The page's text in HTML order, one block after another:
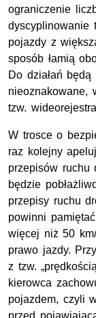
ograniczenie
dyscyplinowanie
pojazdy z
sposób łamią
Do działań
nieoznakowane,
tzw.
W trosce o
raz kolejny
przepisów ruchu
będzie
przepisy ruchu
powinni
więcej niż 50
prawo jazdy.
z tzw.
kierowca
pojazdem, czyli